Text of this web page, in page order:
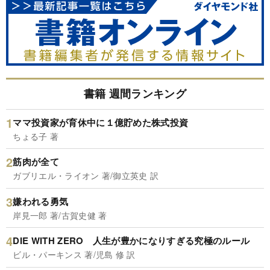
書籍 週間ランキング
ママ投資家が育休中に１億貯めた株式投資
ちょる子 著
筋肉が全て
ガブリエル・ライオン 著/御立英史 訳
嫌われる勇気
岸見一郎 著/古賀史健 著
DIE WITH ZERO 人生が豊かになりすぎる究極のルール
ビル・パーキンス 著/児島 修 訳